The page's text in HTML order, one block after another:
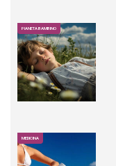
PIANETA BAMBINO
MEDICINA